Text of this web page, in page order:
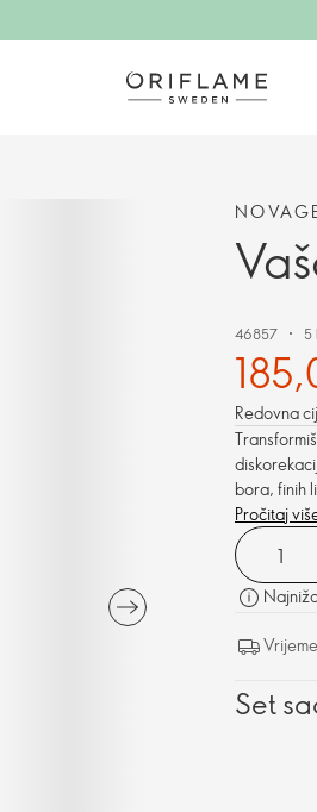
46857 5
Redovna
bora, finih
umanjuje
Pročitaj
Set